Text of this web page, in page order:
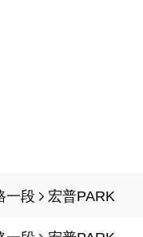
一段 宏普PARK